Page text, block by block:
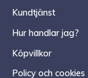
Kundtjänst
Hur handlar jag?
Köpvillkor
Policy och cookies